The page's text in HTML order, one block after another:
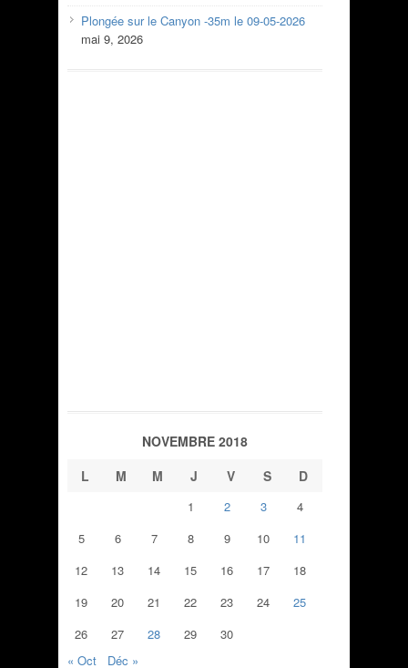
Plongée sur le Canyon -35m le 09-05-2026
mai 9, 2026
NOVEMBRE 2018
L
M M J V S D
1 2 3
4
5
6 7 8 9 10
11
12
13 14 15 16 17
18
19
20 21 22 23 24
25
26
27 28 29
30
« Oct
Déc »